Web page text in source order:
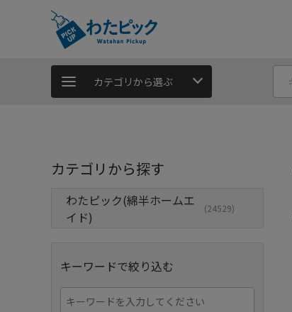
カテゴリから選ぶ
カテゴリから探す
わたピック(綿半ホームエ
イド)
(24529)
キーワードで絞り込む